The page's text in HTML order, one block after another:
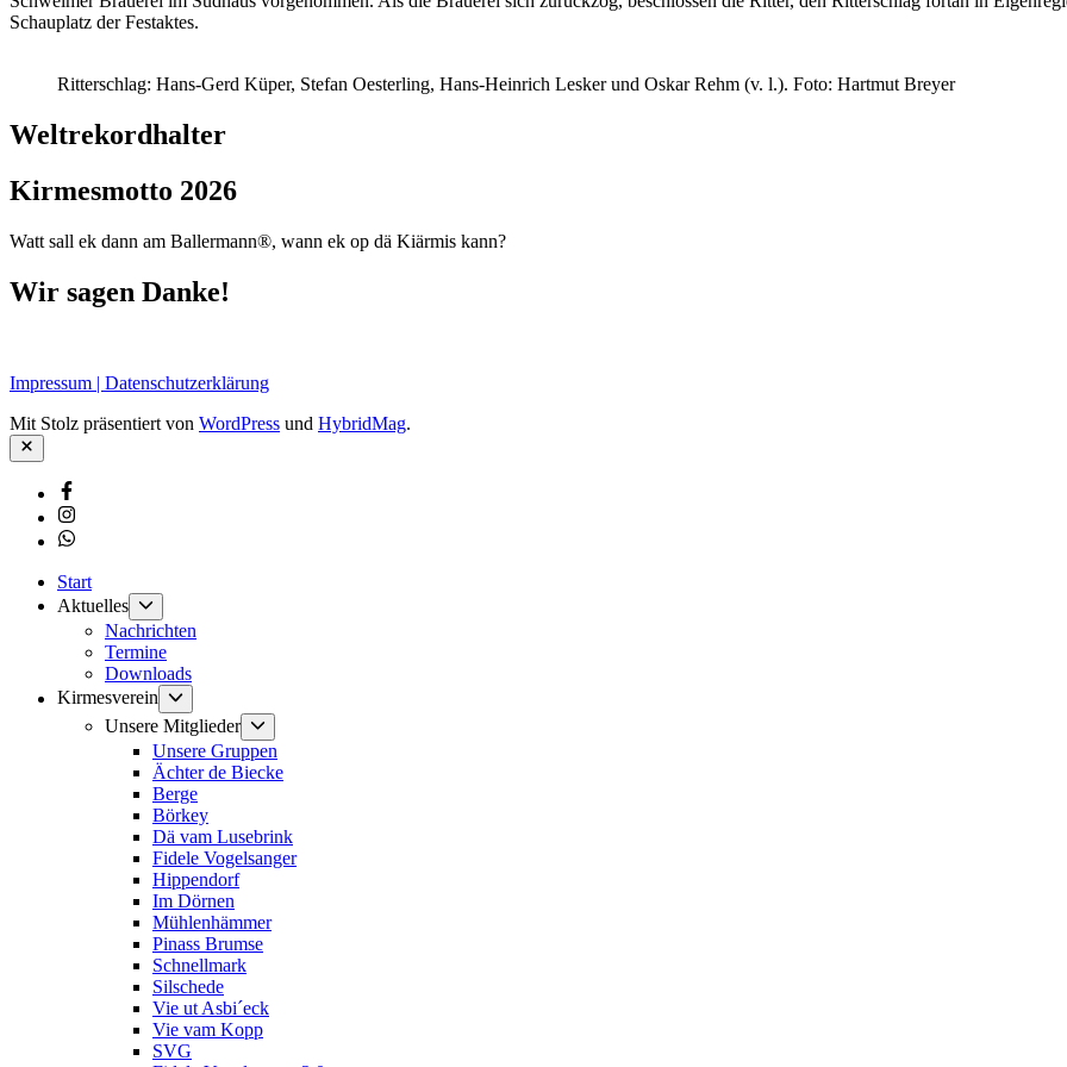
Schauplatz der Festaktes.
Ritterschlag: Hans-Gerd Küper, Stefan Oesterling, Hans-Heinrich Lesker und Oskar Rehm (v. l.). Foto: Hartmut Breyer
Weltrekordhalter
Kirmesmotto 2026
Watt sall ek dann am Ballermann®, wann ek op dä Kiärmis kann?
Wir sagen Danke!
Impressum | Datenschutzerklärung
Mit Stolz präsentiert von WordPress und HybridMag.
Schließen
Facebook
Instagram
Whatsapp
Start
Aktuelles
anzeigen
Nachrichten
Termine
Downloads
Kirmesverein
Untermenü
anzeigen
Unsere Mitglieder
anzeigen
Unsere Gruppen
Ächter de Biecke
Berge
Börkey
Dä vam Lusebrink
Fidele Vogelsanger
Hippendorf
Im Dörnen
Mühlenhämmer
Pinass Brumse
Schnellmark
Silschede
Vie ut Asbi´eck
Vie vam Kopp
SVG